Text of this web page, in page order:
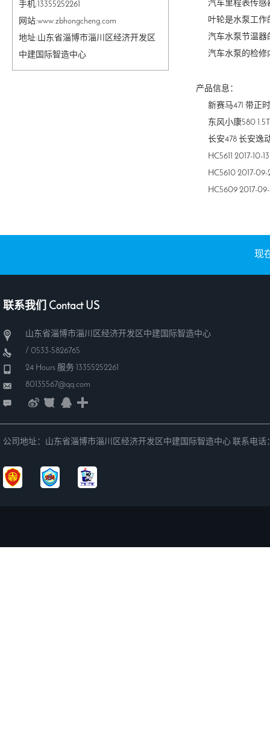
手机:13355252261
网站:www.zbhongcheng.com
地址:山东省淄博市淄川区经济开发区
中建国际智造中心
汽车里程表传感
叶轮是水泵工作
汽车水泵​节温器
汽车水泵的检修
产品信息：
新赛马471 带正
东风小康580
长安478 长安逸
HC5611 2017-10-13
HC5610 2017-09-
HC5609 2017-
现
联系我们 Contact US
山东省淄博市淄川区经济开发区中建国际智造中心
/ 0533-5826765
24 Hours 服务 13355252261
80135567@qq.com
公司地址：山东省淄博市淄川区经济开发区中建国际智造中心 联系电话